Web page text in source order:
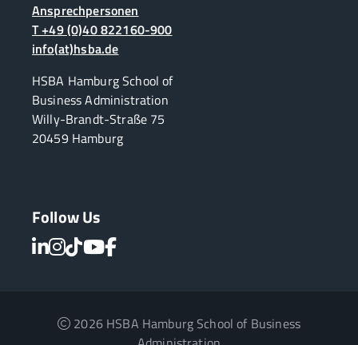
Ansprechpersonen
T +49 (0)40 822160-900
info(at)hsba.de
HSBA Hamburg School of
Business Administration
Willy-Brandt-Straße 75
20459 Hamburg
Follow Us
2026 HSBA Hamburg School of Business